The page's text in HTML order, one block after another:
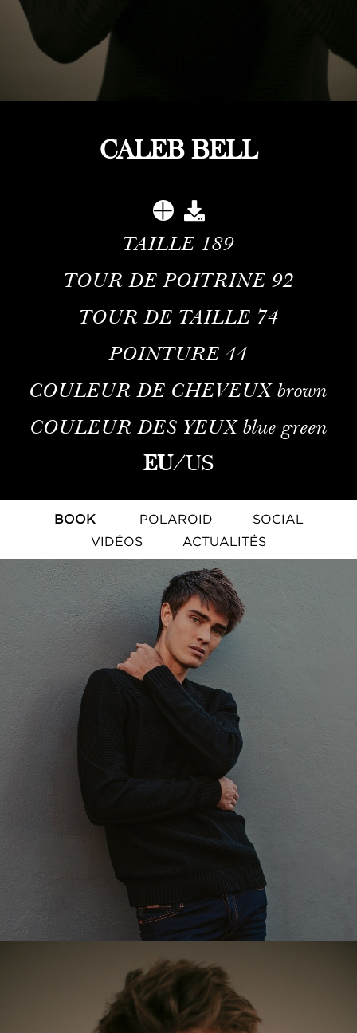
CALEB BELL
TAILLE 189
TOUR DE POITRINE 92
TOUR DE TAILLE 74
POINTURE 44
COULEUR DE CHEVEUXbrown
COULEUR DES YEUXblue green
EU/US
BOOK POLAROID
SOCIAL
VIDÉOS
ACTUALITÉS